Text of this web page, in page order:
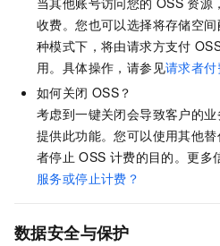
收费。您也可以选择将存储空
种模式下，将由请求方支付
用。具体操作，请参见请求者付
如何关闭 OSS？
考虑到一键关闭会导致客户的
提供此功能。您可以使用其他
者停止 OSS 计费的目的。更多
服务或停止计费？
数据安全与保护